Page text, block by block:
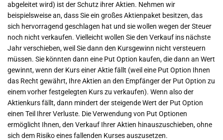
abgeleitet wird) ist der Schutz ihrer Aktien. Nehmen wir
beispielsweise an, dass Sie ein großes Aktienpaket besitzen, das
sich hervorragend geschlagen hat und sie wollen wegen der Steuer
noch nicht verkaufen. Vielleicht wollen Sie den Verkauf ins nächste
Jahr verschieben, weil Sie dann den Kursgewinn nicht versteuern
müssen. Sie könnten dann eine Put Option kaufen, die dann an Wert
gewinnt, wenn der Kurs einer Aktie fällt (weil eine Put Option Ihnen
das Recht gewährt, Ihre Aktien an den Empfänger der Put Option zu
einem vorher festgelegten Kurs zu verkaufen). Wenn also der
Aktienkurs fällt, dann mindert der steigende Wert der Put Option
einen Teil Ihrer Verluste. Die Verwendung von Put Optionen
ermöglicht Ihnen, den Verkauf Ihrer Aktien hinauszuschieben, ohne
sich dem Risiko eines fallenden Kurses auszusetzen.